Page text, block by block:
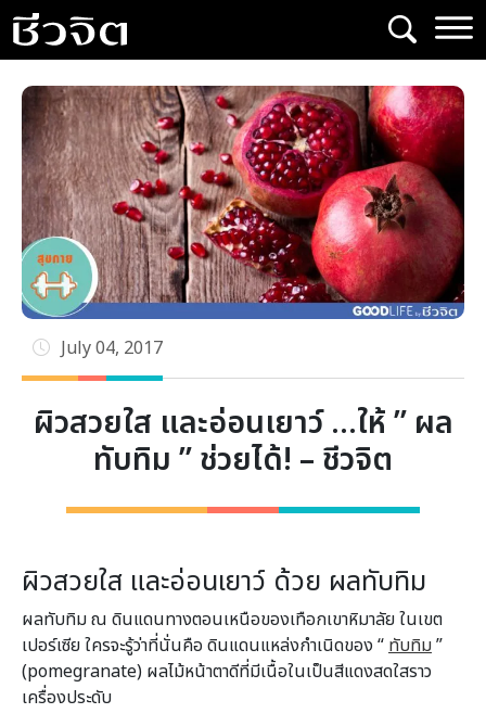
Skip
to
content
July 04, 2017
ผิวสวยใส และอ่อนเยาว์ …ให้ ” ผล
ทับทิม ” ช่วยได้! – ชีวจิต
ผิวสวยใส และอ่อนเยาว์ ด้วย ผลทับทิม
ผลทับทิม ณ ดินแดนทางตอนเหนือของเทือกเขาหิมาลัย ในเขต
เปอร์เซีย ใครจะรู้ว่าที่นั่นคือ ดินแดนแหล่งกำเนิดของ “ ทับทิม ”
(pomegranate) ผลไม้หน้าตาดีที่มีเนื้อในเป็นสีแดงสดใสราว
เครื่องประดับ